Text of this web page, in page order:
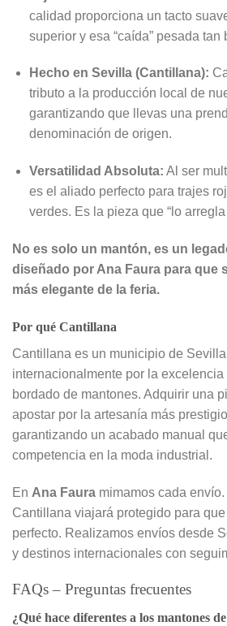
calidad proporciona un tacto
superior y esa “caída” pesada
Hecho en Sevilla (Cantillana):
tributo a la producción local de
garantizando que llevas una
denominación de origen.
Versatilidad Absoluta: Al ser
es el aliado perfecto para trajes
verdes. Es la pieza que “lo arregla
No es solo un mantón, es un
diseñado por Ana Faura para que
más elegante de la feria.
Por qué Cantillana
Cantillana es un municipio de
internacionalmente por la
bordado de mantones. Adquirir una
apostar por la artesanía más
garantizando un acabado manual
competencia en la moda industrial.
En Ana Faura mimamos cada
Cantillana viajará protegido para
perfecto. Realizamos envíos desde
y destinos internacionales con
FAQs – Preguntas frecuentes
¿Qué hace diferentes a los mantones